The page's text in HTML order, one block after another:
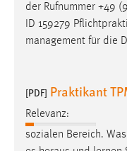
der Rufnummer +49
ID 159279
management für die
[PDF] Praktikant
Relevanz:
sozialen Bereich.